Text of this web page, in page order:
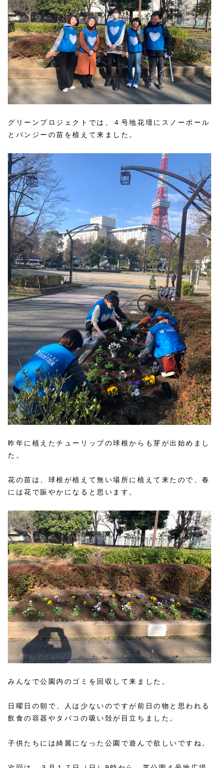
グリーンプロジェクトでは、４号地花壇にスノーポール
とパンジーの苗を植えて来ました。
昨年に植えたチューリップの球根からも芽が出始めまし
た。
花の苗は、球根が植えて無い場所に植えて来たので、春
には花で賑やかになると思います。
みんなで公園内のゴミを回収して来ました。
日曜日の朝で、人は少ないのですが前日の物と思われる
飲食の容器やタバコの吸い殻が目立ちました。
子供たちには綺麗になった公園で遊んで欲しいですね。